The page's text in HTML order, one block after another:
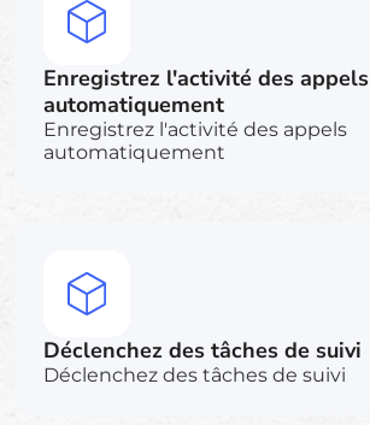
Enregistrez l'activité des appels
automatiquement
Enregistrez l'activité des appels
automatiquement
Déclenchez des tâches de suivi
Déclenchez des tâches de suivi